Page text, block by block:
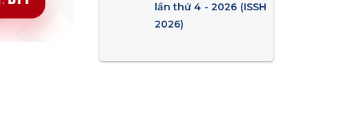
lần thứ 4 - 2026 (ISSH
2026)